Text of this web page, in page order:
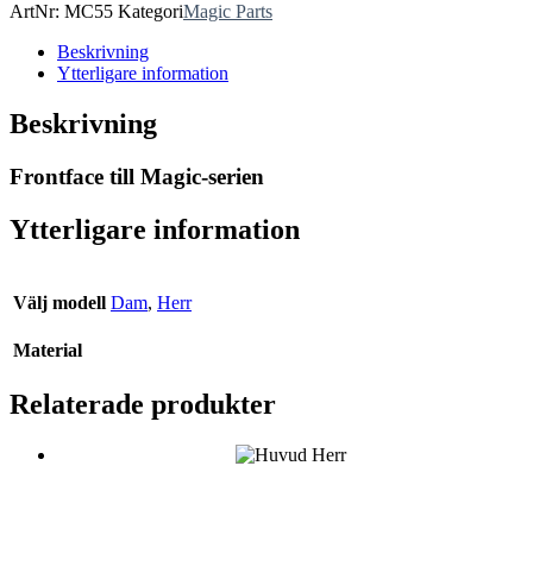
ArtNr: MC55 KategoriMagic Parts
Beskrivning
Ytterligare information
Beskrivning
Frontface till Magic-serien
Ytterligare information
Välj modell Dam, Herr
Material
Relaterade produkter